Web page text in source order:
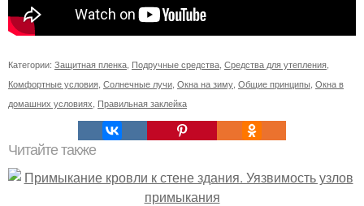
Категории: Защитная пленка Подручные средства Средства для утепления
Комфортные условия Солнечные лучи Окна на зиму Общие принципы Окна в
домашних условиях Правильная заклейка
Читайте также